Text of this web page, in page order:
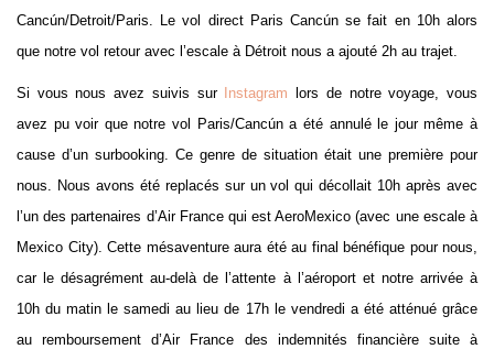
Cancún/Detroit/Paris. Le vol direct Paris Cancún se fait en 10h alors
que notre vol retour avec l’escale à Détroit nous a ajouté 2h au trajet.
Si vous nous avez suivis sur Instagram lors de notre voyage, vous
avez pu voir que notre vol Paris/Cancún a été annulé le jour même à
cause d’un surbooking. Ce genre de situation était une première pour
nous. Nous avons été replacés sur un vol qui décollait 10h après avec
l’un des partenaires d’Air France qui est AeroMexico (avec une escale à
Mexico City). Cette mésaventure aura été au final bénéfique pour nous,
car le désagrément au-delà de l’attente à l’aéroport et notre arrivée à
10h du matin le samedi au lieu de 17h le vendredi a été atténué grâce
au remboursement d’Air France des indemnités financière suite à